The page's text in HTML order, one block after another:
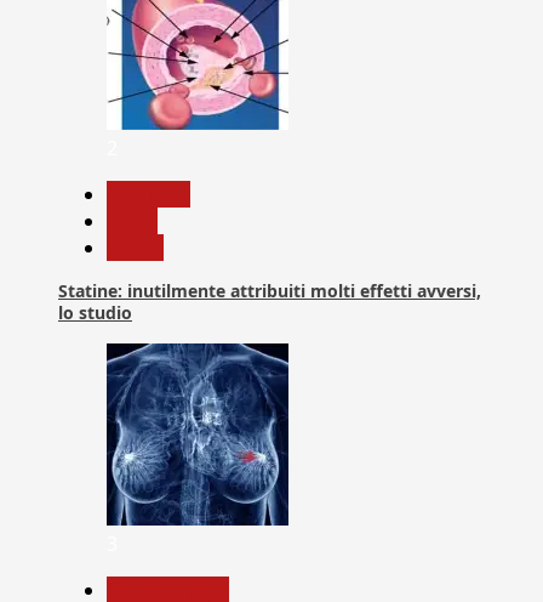
Statine: inutilmente attribuiti molti effetti avversi,
lo studio